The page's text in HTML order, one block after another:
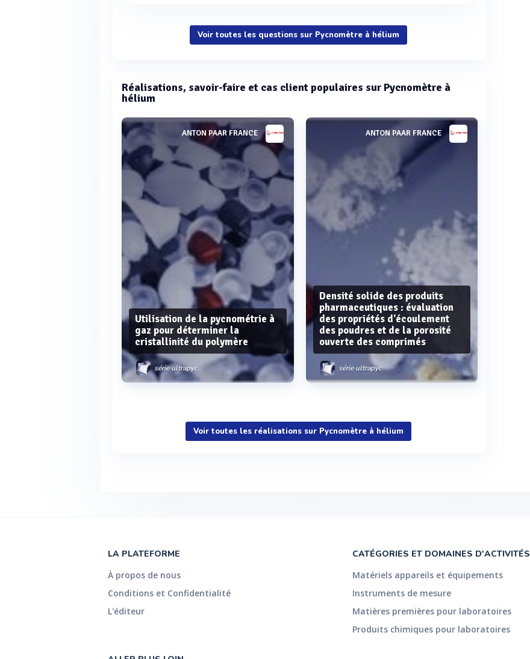
Voir toutes les questions sur Pycnomètre à hélium
Réalisations, savoir-faire et cas client populaires sur Pycnomètre à
hélium
ANTON PAAR FRANCE
Utilisation de la pycnométrie à
gaz pour déterminer la
cristallinité du polymère
série ultrapyc
Voir plus
ANTON PAAR FRANCE
Densité solide des produits
pharmaceutiques : évaluation
des propriétés d'écoulement
des poudres et de la porosité
ouverte des comprimés
série ultrapyc
Voir plus
Voir toutes les réalisations sur Pycnomètre à hélium
LA PLATEFORME
À propos de nous
Conditions et Confidentialité
L'éditeur
CATÉGORIES ET DOMAINES D'ACTIVITÉS
Matériels appareils et équipements
Instruments de mesure
Matières premières pour laboratoires
Produits chimiques pour laboratoires